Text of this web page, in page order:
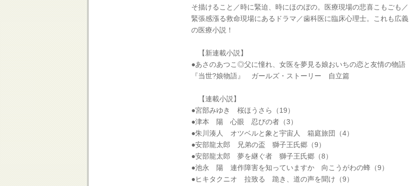
そ描けること／時に緊迫、時にほのぼの。医療現場の悲喜こもごも／
緊張感漲る救命現場にあるドラマ／歯科医に臨床心理士。これも広義
の医療小説！
【新連載小説】
●あさのあつこ◎父に憧れ、女医を夢見る娘おいちの恋と友情の物語
『当世?娘物語』 ガールズ・ストーリー 自立篇
【連載小説】
●宮部みゆき 桜ほうさら（19）
●津本 陽 心眼 忍びの者（3）
●朱川湊人 オツベルと象と宇宙人 箱庭旅団（4）
●安部龍太郎 兄弟の盃 獅子王氏郷（9）
●安部龍太郎 夢を継ぐ者 獅子王氏郷（8）
●池永 陽 連作障害を知っていますか 向こうがわの蜂（9）
●ヒキタクニオ 拉致る 跪き、道の声を聞け（9）